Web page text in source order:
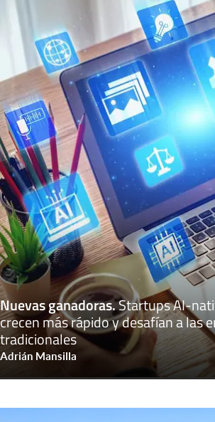
Nuevas ganadoras.Startups AI-
crecen más rápido y desafían a las
tradicionales
Adrián Mansilla